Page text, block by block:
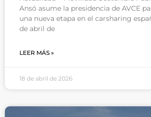
Ansó asume la presidencia de AVCE
una nueva etapa en el carsharing
de abril de
LEER MÁS »
18 de abril de 2026